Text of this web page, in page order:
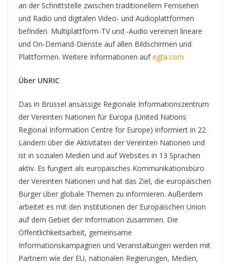
an der Schnittstelle zwischen traditionellem Fernsehen
und Radio und digitalen Video- und Audioplattformen
befinden. Multiplattform-TV und -Audio vereinen lineare
und On-Demand-Dienste auf allen Bildschirmen und
Plattformen. Weitere Informationen aufegta.com
Über UNRIC
Das in Brüssel ansässige Regionale Informationszentrum
der Vereinten Nationen für Europa (United Nations
Regional Information Centre for Europe) informiert in 22
Ländern über die Aktivitäten der Vereinten Nationen und
ist in sozialen Medien und auf Websites in 13 Sprachen
aktiv. Es fungiert als europäisches Kommunikationsbüro
der Vereinten Nationen und hat das Ziel, die europäischen
Bürger über globale Themen zu informieren. Außerdem
arbeitet es mit den Institutionen der Europäischen Union
auf dem Gebiet der Information zusammen. Die
Öffentlichkeitsarbeit, gemeinsame
Informationskampagnen und Veranstaltungen werden mit
Partnern wie der EU, nationalen Regierungen, Medien,